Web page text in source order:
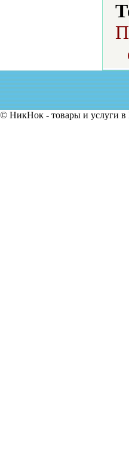
© НикНок - товары и услуги в